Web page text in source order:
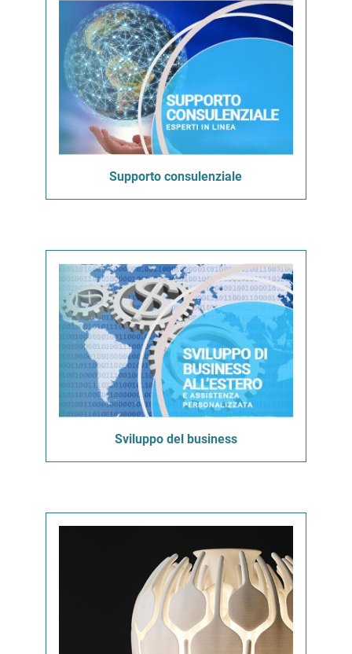
Supporto consulenziale
Sviluppo del business